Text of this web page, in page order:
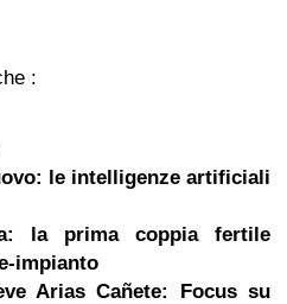
:
le intelligenze artificiali
la prima coppia fertile
impianto
Arias Cañete: Focus su